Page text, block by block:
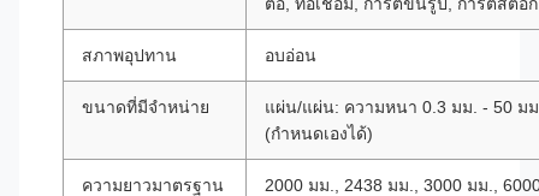
สภาพอุปทาน อบอ่อน
ขนาดที่มีจำหน่าย
แผ่น/แผ่น: ความหนา 0.3 มม. - 50 ม
(กำหนดเองได้)
ความยาวมาตรฐาน 2000 มม., 2438 มม., 3000 มม.,